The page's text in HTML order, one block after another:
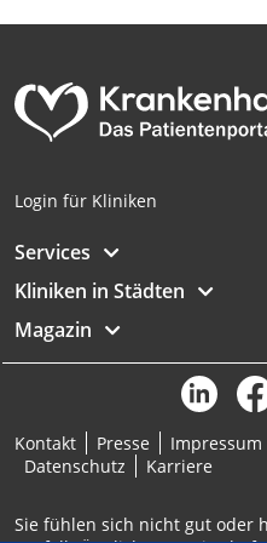
Login für Kliniken
Services
Kliniken in Städten
Magazin
Kontakt Presse Impressum
Datenschutz
Karriere
Sie fühlen sich nicht gut oder
Analyse von Zielgruppen
Entwicklung und
Angebote
Verwendung reduzierter
von Inhalten
IAB-Besonderheiten:
Verwendung genauer
Geräte anhand von aktiv
Informationen
Nicht-IAB-Verarbeitungszwecke:
Notwendig
Funktional